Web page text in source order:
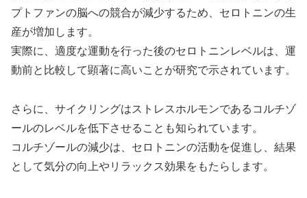
プトファンの脳への競合が減少するため、セロトニンの生
産が増加します。
実際に、適度な運動を行った後のセロトニンレベルは、運
動前と比較して顕著に高いことが研究で示されています。
さらに、サイクリングはストレスホルモンであるコルチゾ
ールのレベルを低下させることも知られています。
コルチゾールの減少は、セロトニンの活動を促進し、結果
として気分の向上やリラックス効果をもたらします。